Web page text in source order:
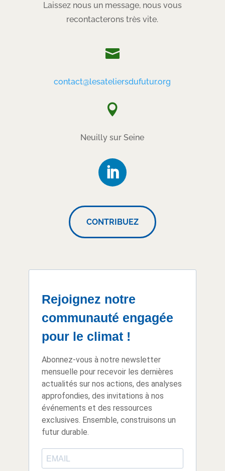
Laissez nous un message, nous vous
recontacterons très vite.

contact@lesateliersdufutur.org

Neuilly sur Seine
CONTRIBUEZ
Rejoignez notre
communauté engagée
pour le climat !
Abonnez-vous à notre newsletter
mensuelle pour recevoir les dernières
actualités sur nos actions, des analyses
approfondies, des invitations à nos
événements et des ressources
exclusives. Ensemble, construisons un
futur durable.